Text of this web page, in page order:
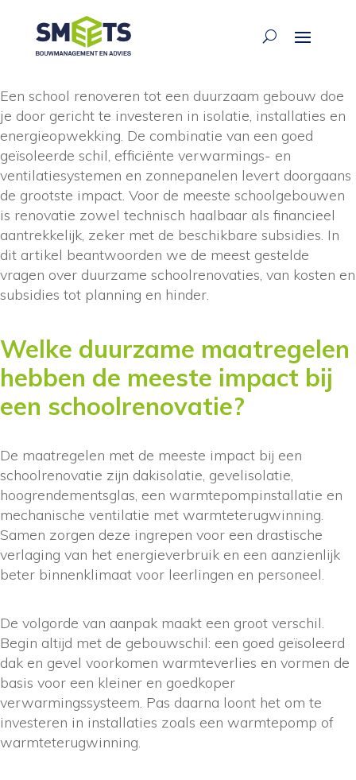
ariane waarsing
Een school renoveren tot een duurzaam gebouw doe
je door gericht te investeren in isolatie, installaties en
energieopwekking. De combinatie van een goed
geïsoleerde schil, efficiënte verwarmings- en
ventilatiesystemen en zonnepanelen levert doorgaans
de grootste impact. Voor de meeste schoolgebouwen
is renovatie zowel technisch haalbaar als financieel
aantrekkelijk, zeker met de beschikbare subsidies. In
dit artikel beantwoorden we de meest gestelde
vragen over duurzame schoolrenovaties, van kosten en
subsidies tot planning en hinder.
Welke duurzame maatregelen
hebben de meeste impact bij
een schoolrenovatie?
De maatregelen met de meeste impact bij een
schoolrenovatie zijn dakisolatie, gevelisolatie,
hoogrendementsglas, een warmtepompinstallatie en
mechanische ventilatie met warmteterugwinning.
Samen zorgen deze ingrepen voor een drastische
verlaging van het energieverbruik en een aanzienlijk
beter binnenklimaat voor leerlingen en personeel.
De volgorde van aanpak maakt een groot verschil.
Begin altijd met de gebouwschil: een goed geïsoleerd
dak en gevel voorkomen warmteverlies en vormen de
basis voor een kleiner en goedkoper
verwarmingssysteem. Pas daarna loont het om te
investeren in installaties zoals een warmtepomp of
warmteterugwinning.